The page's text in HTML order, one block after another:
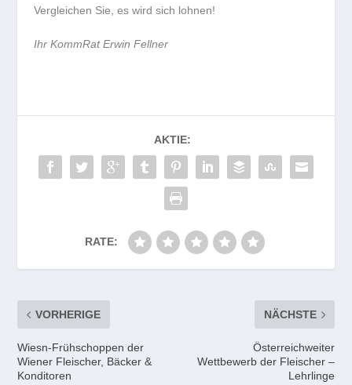
Vergleichen Sie, es wird sich lohnen!
Ihr KommRat Erwin Fellner
AKTIE:
RATE:
VORHERIGE
Wiesn-Frühschoppen der
Wiener Fleischer, Bäcker &
Konditoren
NÄCHSTE
Österreichweiter
Wettbewerb der Fleischer –
Lehrlinge